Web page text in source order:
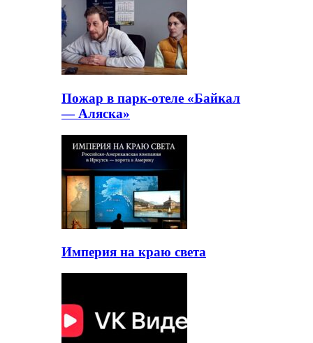
Пожар в парк-отеле «Байкал
— Аляска»
Империя на краю света